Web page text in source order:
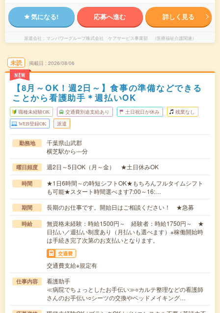
気になる! 応募へ進む 詳しく見る
派遣会社 マンパワーグループ株式会社 ケアサービス事業部 （医療福祉介護関連）
未読
NEW
掲載日 2026/08/06
【8月～OK！週2日～】食事の準備などできる
ことから看護助手＊週払いOK
職種未経験OK 交通費別途支給あり 土日祝日が休み 残業なし
WEB登録OK 派遣
勤務地
千葉県山武郡
横芝駅から---分
曜日頻度 週2日～5日OK（月～金） ★土日休みOK
時間
★1日6時間～の時短シフトOK★もちろんフルタイムシフト
も可能★スタート時間選べます7:00～16:…
期間 長期のお仕事です。開始日はご相談ください！ ★急募
時給
無資格未経験：時給1500円～ 経験者：時給1750円～ ★
日払い／週払い制度あり（月払いも選べます）※稼働開始時
は手続き完了次第のお支払いとなります。
交通費
交通費支給※規定有
仕事内容
看護助手
≪病院でちょっとしたお手伝い≫○カルテ整理などの看護師
さんのお手伝い○シーツの交換やベッドメイキング…